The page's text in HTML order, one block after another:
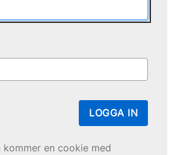
LOGGA IN
en cookie med